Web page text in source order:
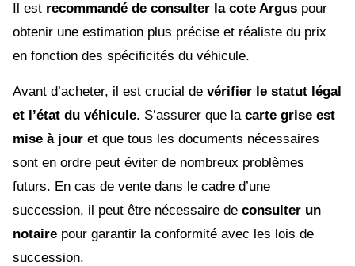
Il est recommandé de consulter la cote Argus pour
obtenir une estimation plus précise et réaliste du prix
en fonction des spécificités du véhicule.
Avant d’acheter, il est crucial de vérifier le statut légal
et l’état du véhicule. S’assurer que la carte grise est
mise à jour et que tous les documents nécessaires
sont en ordre peut éviter de nombreux problèmes
futurs. En cas de vente dans le cadre d’une
succession, il peut être nécessaire de consulter un
notaire pour garantir la conformité avec les lois de
succession.